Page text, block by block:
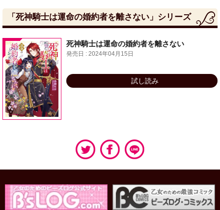
「死神騎士は運命の婚約者を離さない」シリーズ
死神騎士は運命の婚約者を離さない
発売日 : 2024年04月15日
試し読み